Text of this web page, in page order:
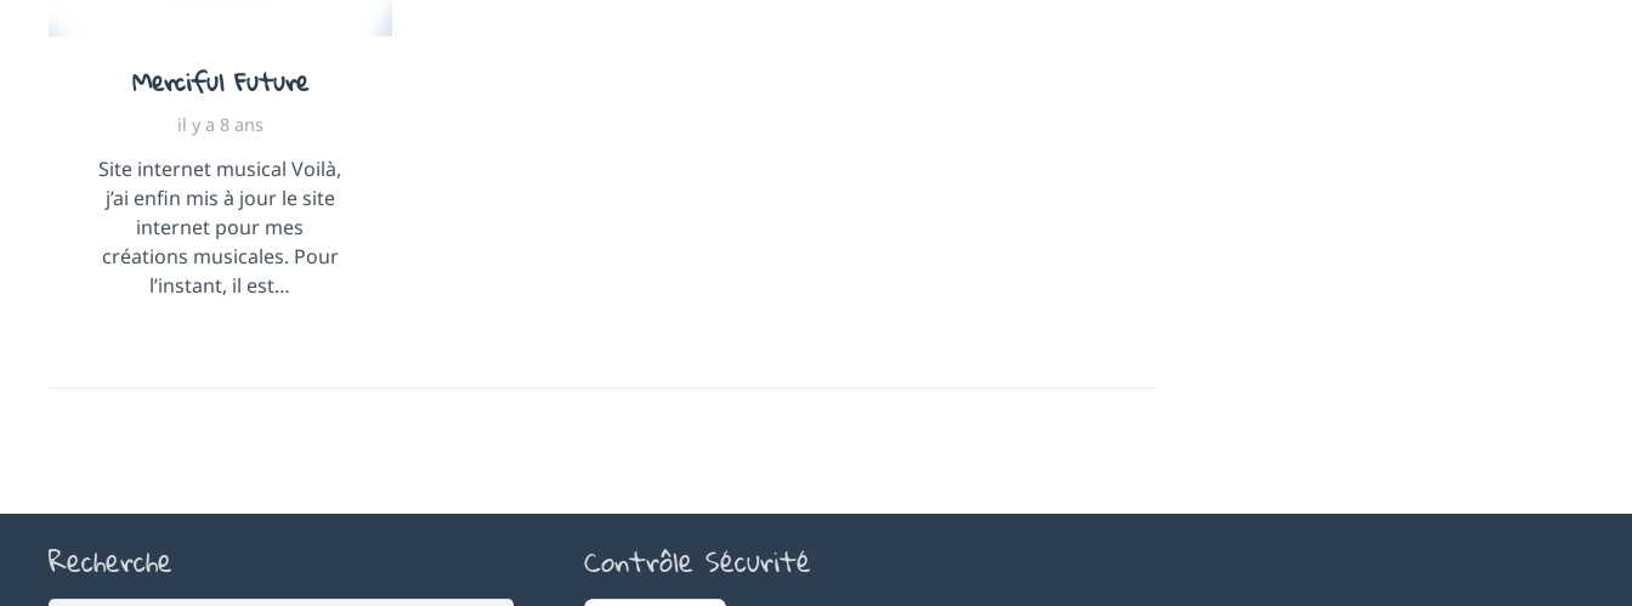
Merciful Future
il y a 8 ans
Site internet musical Voilà,
j’ai enfin mis à jour le site
internet pour mes
créations musicales. Pour
l’instant, il est…
Recherche Contrôle Sécurité